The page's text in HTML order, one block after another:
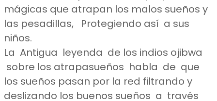
mágicas que atrapan los malos sueños y
las pesadillas, Protegiendo así a sus
niños.
La Antigua leyenda de los indios ojibwa
sobre los atrapasueños habla de que
los sueños pasan por la red filtrando y
deslizando los buenos sueños a través